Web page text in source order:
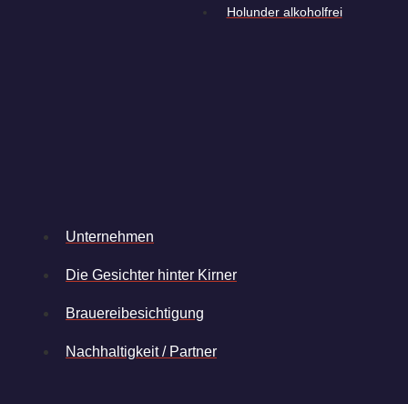
Holunder alkoholfrei
Unternehmen
Die Gesichter hinter Kirner
Brauereibesichtigung
Nachhaltigkeit / Partner